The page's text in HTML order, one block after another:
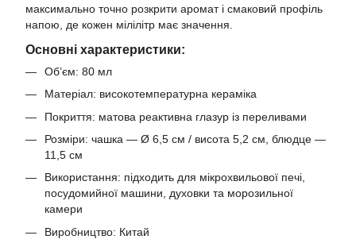
максимально точно розкрити аромат і смаковий профіль
напою, де кожен мілілітр має значення.
Основні характеристики:
Об’єм: 80 мл
Матеріал: високотемпературна кераміка
Покриття: матова реактивна глазур із переливами
Розміри: чашка — Ø 6,5 см / висота 5,2 см, блюдце —
11,5 см
Використання: підходить для мікрохвильової печі,
посудомийної машини, духовки та морозильної
камери
Виробництво: Китай